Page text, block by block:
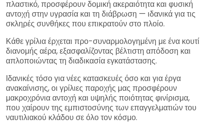
πλαστικό, προσφέρουν δομική ακεραιότητα και φυσική
αντοχή στην υγρασία και τη διάβρωση — ιδανικά για τις
σκληρές συνθήκες που επικρατούν στο πλοίο.
Κάθε γρίλια έρχεται προ-συναρμολογημένη με ένα κουτί
διανομής αέρα, εξασφαλίζοντας βέλτιστη απόδοση και
απλοποιώντας τη διαδικασία εγκατάστασης.
Ιδανικές τόσο για νέες κατασκευές όσο και για έργα
ανακαίνισης, οι γρίλιες παροχής μας προσφέρουν
μακροχρόνια αντοχή και υψηλής ποιότητας φινίρισμα,
που χαίρουν της εμπιστοσύνης των επαγγελματιών του
ναυτιλιακού κλάδου σε όλο τον κόσμο.